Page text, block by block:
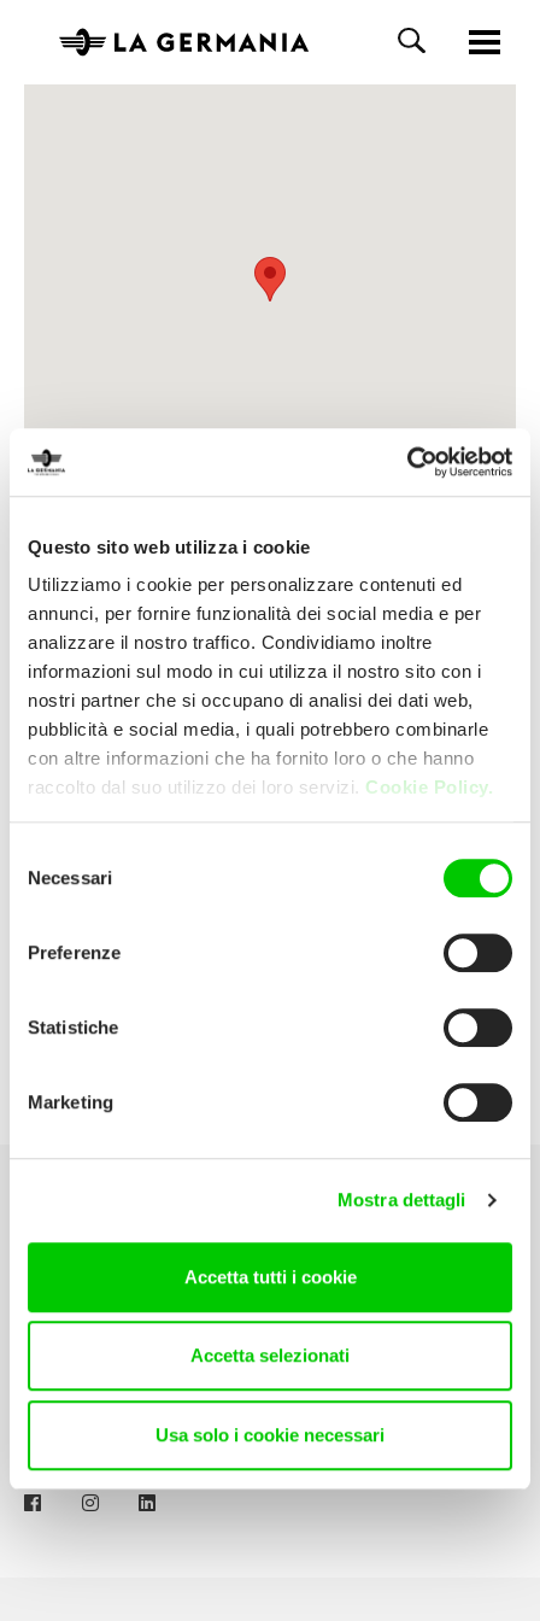
Questo sito web utilizza i cookie
Utilizziamo i cookie per personalizzare contenuti ed
annunci, per fornire funzionalità dei social media e per
analizzare il nostro traffico. Condividiamo inoltre
informazioni sul modo in cui utilizza il nostro sito con i
nostri partner che si occupano di analisi dei dati web,
pubblicità e social media, i quali potrebbero combinarle
con altre informazioni che ha fornito loro o che hanno
raccolto dal suo utilizzo dei loro servizi. Cookie Policy.
delNecessari
Preferenze
Statistiche
Marketing
Mostra dettagli
Accetta tutti i cookie
Accetta selezionati
Usa solo i cookie necessari
THE GOOD GUYS WARNERS
BAY
WARNERS BAY HOMEMAKER CTR 240-
260 HILLSBOROUGH ROAD 2282
E:warnersbay@thegoodguys.com.au
P:02 4954 1000
Website:
https://www.thegoodguys.com.au/warners-
bay
Contact Us